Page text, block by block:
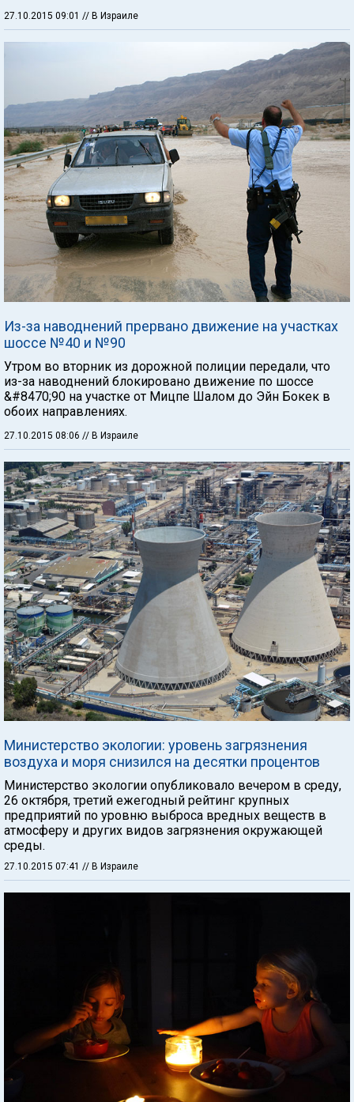
27.10.2015 09:01 // В Израиле
Из-за наводнений прервано движение на участках
шоссе №40 и №90
Утром во вторник из дорожной полиции передали, что
из-за наводнений блокировано движение по шоссе
&#8470;90 на участке от Мицпе Шалом до Эйн Бокек в
обоих направлениях.
27.10.2015 08:06 // В Израиле
Министерство экологии: уровень загрязнения
воздуха и моря снизился на десятки процентов
Министерство экологии опубликовало вечером в среду,
26 октября, третий ежегодный рейтинг крупных
предприятий по уровню выброса вредных веществ в
атмосферу и других видов загрязнения окружающей
среды.
27.10.2015 07:41 // В Израиле